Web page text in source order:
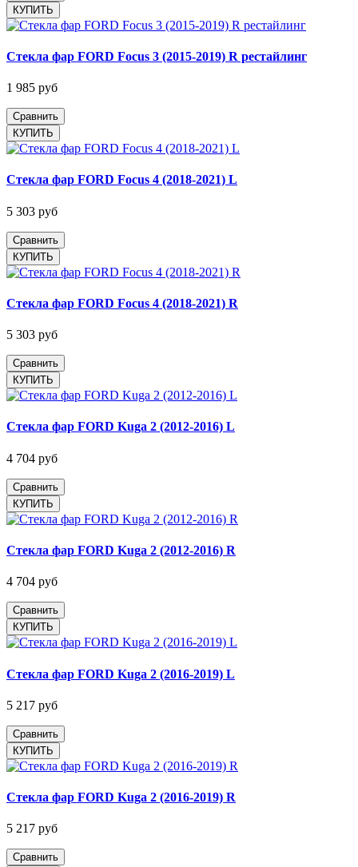
Стекла фар FORD Focus 3 (2015-2019) R рестайлинг
1 985 руб
Сравнить
Стекла фар FORD Focus 4 (2018-2021) L
5 303 руб
Сравнить
Стекла фар FORD Focus 4 (2018-2021) R
5 303 руб
Сравнить
Стекла фар FORD Kuga 2 (2012-2016) L
4 704 руб
Сравнить
Стекла фар FORD Kuga 2 (2012-2016) R
4 704 руб
Сравнить
Стекла фар FORD Kuga 2 (2016-2019) L
5 217 руб
Сравнить
Стекла фар FORD Kuga 2 (2016-2019) R
5 217 руб
Сравнить